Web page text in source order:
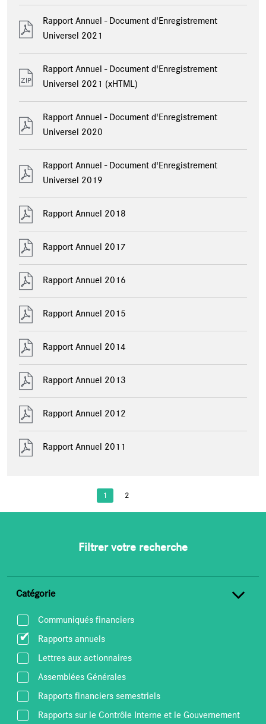
Rapport Annuel - Document d'Enregistrement
Universel 2021
Rapport Annuel - Document d'Enregistrement
Universel 2021 (xHTML)
Rapport Annuel - Document d'Enregistrement
Universel 2020
Rapport Annuel - Document d'Enregistrement
Universel 2019
Rapport Annuel 2018
Rapport Annuel 2017
Rapport Annuel 2016
Rapport Annuel 2015
Rapport Annuel 2014
Rapport Annuel 2013
Rapport Annuel 2012
Rapport Annuel 2011
1 2
Filtrer votre recherche
Catégorie
Communiqués financiers
Rapports annuels
Lettres aux actionnaires
Assemblées Générales
Rapports financiers semestriels
Rapports sur le Contrôle Interne et le Gouvernement